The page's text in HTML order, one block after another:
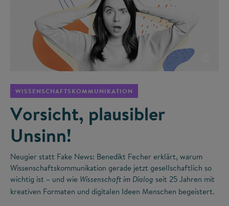
WISSENSCHAFTSKOMMUNIKATION
Vorsicht, plausibler
Unsinn!
Neugier statt Fake News: Benedikt Fecher erklärt, warum
Wissenschaftskommunikation gerade jetzt gesellschaftlich so
wichtig ist – und wie Wissenschaft im Dialog seit 25 Jahren mit
kreativen Formaten und digitalen Ideen Menschen begeistert.